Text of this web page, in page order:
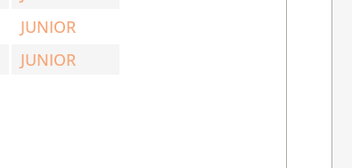
JUNIOR
JUNIOR